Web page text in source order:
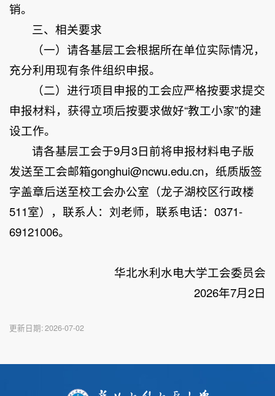
销。
三、相关要求
（一）请各基层工会根据所在单位实际情况，
充分利用现有条件组织申报。
（二）进行项目申报的工会应严格按要求提交
申报材料，获得立项后按要求做好“教工小家”的建
设工作。
请各基层工会于9月3日前将申报材料电子版
发送至工会邮箱gonghui@ncwu.edu.cn，纸质版签
字盖章后送至校工会办公室（龙子湖校区行政楼
511室），联系人：刘老师，联系电话：0371-
69121006。
华北水利水电大学工会委员会
2026年7月2日
更新日期:2026-07-02